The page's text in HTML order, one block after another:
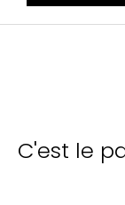
C'est le